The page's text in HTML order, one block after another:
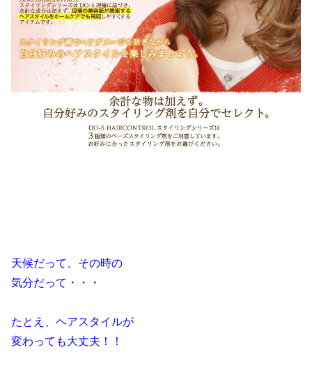
天候だって、その時の
気分だって・・・
たとえ、ヘアスタイルが
変わっても大丈夫！！